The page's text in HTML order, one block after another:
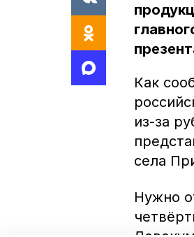
Как
из-за
села
Нужно